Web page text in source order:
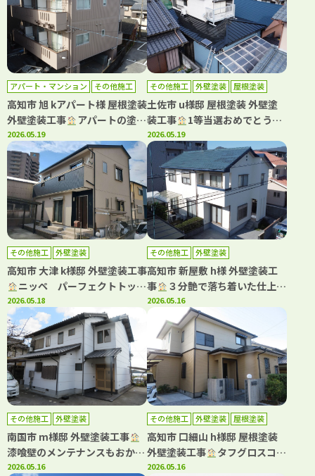
アパート・マンション
その他施工
外壁塗装
屋根塗装 防水工事
高知市 旭 kアパート様 屋根塗装
外壁塗装工事
アパートの塗
装・防水工事もおまかせ(^^)
2026.05.19
その他施工 外壁塗装 屋根塗装
土佐市 u様邸 屋根塗装 外壁塗
装工事
1等当選おめでとうご
ざいます
2026.05.19
その他施工 外壁塗装
高知市 大津 k様邸 外壁塗装工事
ニッペ パーフェクトトップ
Si 3分艶で落ち着いた仕上がり
(^^♪
2026.05.18
その他施工 外壁塗装
高知市 新屋敷 h様 外壁塗装工
事
３分艶で落ち着いた仕上が
りに(^^)
2026.05.16
その他施工 外壁塗装
南国市 m様邸 外壁塗装工事
漆喰壁のメンテナンスもおかま
せ！
2026.05.16
その他施工 外壁塗装 屋根塗装
高知市 口細山 h様邸 屋根塗装
外壁塗装工事
タフグロスコー
ト仕上げでより一層の美観長持
2026.05.16